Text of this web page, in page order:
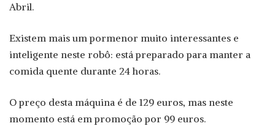
Abril.
Existem mais um pormenor muito interessantes e
inteligente neste robô: está preparado para manter a
comida quente durante 24 horas.
O preço desta máquina é de 129 euros, mas neste
momento está em promoção por 99 euros.